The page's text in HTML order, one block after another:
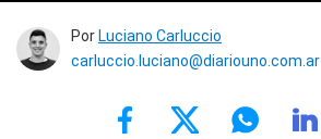
Por Luciano Carluccio
carluccio.luciano@diariouno.com.ar